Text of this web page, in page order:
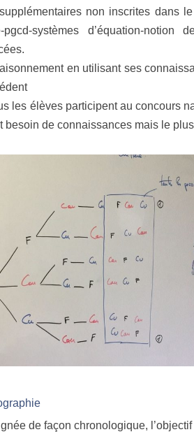
non inscrites dans
systèmes d’équation-notion
en utilisant ses
les élèves participent au concours
besoin de connaissances mais le
de façon chronologique,